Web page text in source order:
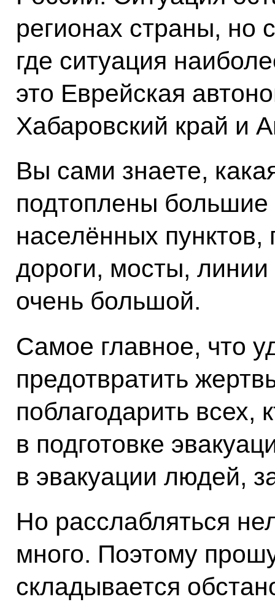
регионах страны, но
где ситуация
это Еврейская
Хабаровский край и
Вы сами знаете,
подтоплены большие
населённых
дороги, мосты,
очень большой.
Самое главное, что
предотвратить
поблагодарить всех,
в подготовке
в эвакуации людей,
Но расслабляться
много. Поэтому
складывается